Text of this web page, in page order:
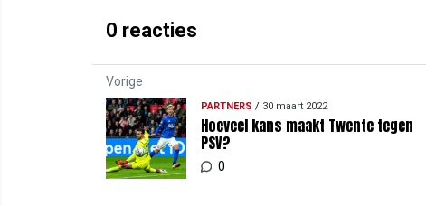
0 reacties
Vorige
PARTNERS / 30 maart 2022
Hoeveel kans maakt Twente tegen
PSV?
0